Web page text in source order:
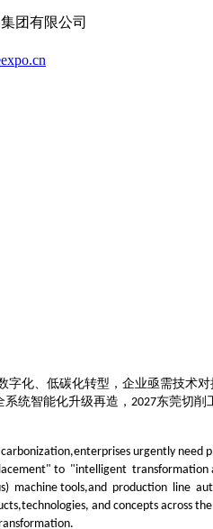
团有限公司
字化、低碳化转型，企业亟需技术
统智能化升级再造， 2027东莞切削
urgently need
to "intelligent
machine tools,and production
and concepts across